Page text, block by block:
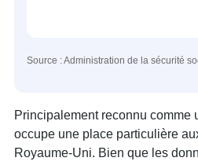
Source : Administration de la sécurité
Principalement reconnu comme
occupe une place particulière
Royaume-Uni. Bien que les